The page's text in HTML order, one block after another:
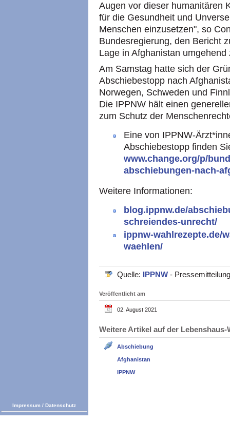
Augen vor dieser humanitären
für die Gesundheit und
Menschen einzusetzen", so
Bundesregierung, den Bericht
Lage in Afghanistan
Am Samstag hatte sich der
Abschiebestopp nach
Norwegen, Schweden und
Die IPPNW hält einen
zum Schutz der
Eine von IPPNW-
Abschiebestopp finden
www.change.org/p/
abschiebungen-nach-
Weitere Informationen:
blog.ippnw.de/
schreiendes-unrecht/
ippnw-wahlrezepte.de/
waehlen/
Quelle: IPPNW -
Veröffentlicht am
02. August 2021
Weitere Artikel auf der
Abschiebung
Afghanistan
IPPNW
Impressum / Datenschutz